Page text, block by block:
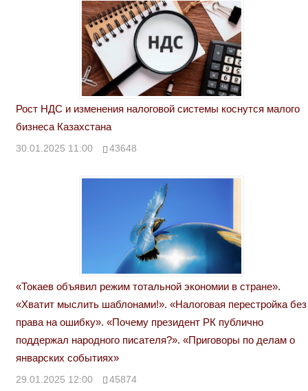
Рост НДС и изменения налоговой системы коснутся малого
бизнеса Казахстана
30.01.2025 11:00 43648
«Токаев объявил режим тотальной экономии в стране».
«Хватит мыслить шаблонами!». «Налоговая перестройка без
права на ошибку». «Почему президент РК публично
поддержал народного писателя?». «Приговоры по делам о
январских событиях»
29.01.2025 12:00 45874